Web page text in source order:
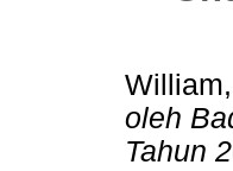
oleh
Tahun